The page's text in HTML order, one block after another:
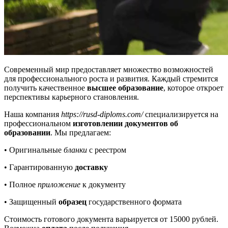
Современный мир предоставляет множество возможностей
для профессионального роста и развития. Каждый стремится
получить качественное высшее образование, которое откроет
перспективы карьерного становления.
Наша компания https://rusd-diploms.com/специализируется на
профессиональном изготовлении документов об
образовании. Мы предлагаем:
• Оригинальные бланки с реестром
• Гарантированную доставку
• Полное приложение к документу
• Защищенный образец государственного формата
Стоимость готового документа варьируется от 15000 рублей.